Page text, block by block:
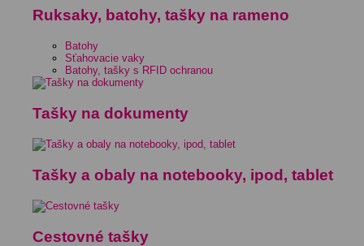
Ruksaky, batohy, tašky na rameno
Batohy
Sťahovacie vaky
Batohy, tašky s RFID ochranou
Tašky na dokumenty
Tašky a obaly na notebooky, ipod, tablet
Cestovné tašky